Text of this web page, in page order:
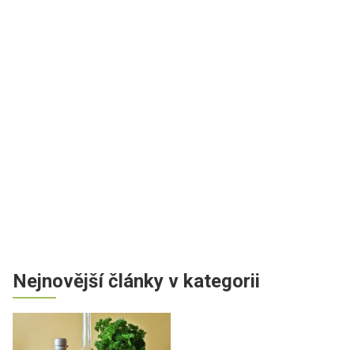
Nejnovější články v kategorii